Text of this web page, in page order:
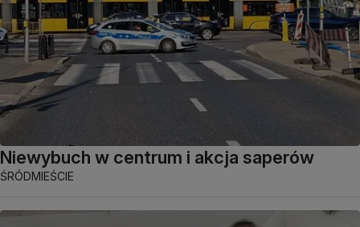
Niewybuch w centrum i akcja saperów
ŚRÓDMIEŚCIE